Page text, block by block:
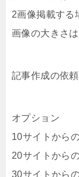
2画像掲載する
画像の大きさ
記事作成の依
オプション
10サイトから
20サイトから
30サイトから